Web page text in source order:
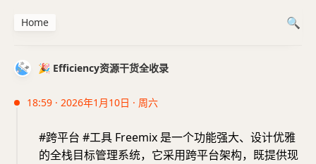
🎉 Efficiency资源干货全收录
18:59 · 2026年1月10日 · 周六
#跨平台 #工具 Freemix 是一个功能强大、设计优雅
的全栈目标管理系统，它采用跨平台架构，既提供现
Home